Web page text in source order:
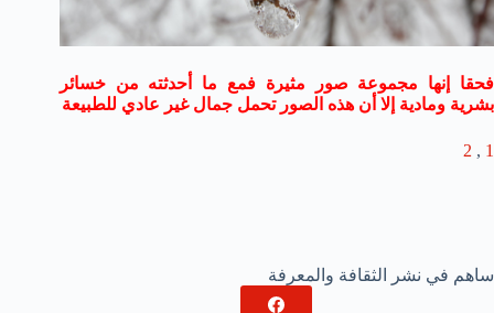
فحقا إنها مجموعة صور مثيرة فمع ما أحدثته من خسائر
بشرية ومادية إلا أن هذه الصور تحمل جمال غير عادي للطبيعة
1
,
2
ساهم في نشر الثقافة والمعرفة